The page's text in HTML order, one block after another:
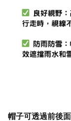
帽子可透過前後